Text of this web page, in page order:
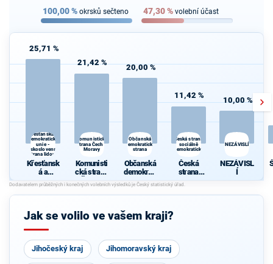
100,00% okrsků sečteno 47,30% volební účast
25,71 %
Křesťanská a
demokratická
unie -
Československá
strana lidová
Křesťansk
á a
demokrati
cká unie -
Českoslov
strana
21,42 %
Komunistická
strana Čech a
Moravy
Komunisti
cká strana
Čech a
Moravy
20,00 %
Občanská
demokratická
strana
Občanská
demokrati
cká strana
11,42 %
Česká strana
sociálně
demokratická
Česká
strana
sociálně
demokrati
cká
10,00 %
NEZÁVISLÍ
NEZÁVISL
Í
Jak se volilo ve vašem kraji?
Jihočeský kraj Jihomoravský kraj